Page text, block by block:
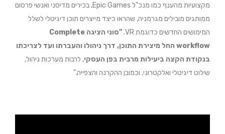
מקצועיות מהענף כמו מנכ"ל Epic Games, בכירים מדיסני ואנשי פרסום
ממותגים מובילים מגרמניה, שהראו כיצד מייצרים תוכן דיגיטלי לשלל
המימושים החדשים כדוגמת VR.
"סוני הציגה Complete
workflow החל מיצירת התוכן, דרך ניהולו והעברתו ועד לצריכתו
בנקודת הקצה ביעילות מרבית בפן העסקי, לרבות מערכות ניהול,
שילוט דיגיטלי ואלקטרוני, וכמובן ההקרנה והצפייה."